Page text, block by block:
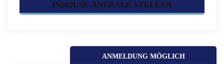
INHOUSE-ANFRAGE STELLEN
ANMELDUNG MÖGLICH